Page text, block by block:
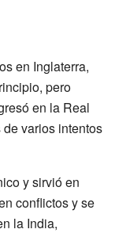
en Inglaterra,
pero
en la Real
varios intentos
y sirvió en
conflictos y se
la India,